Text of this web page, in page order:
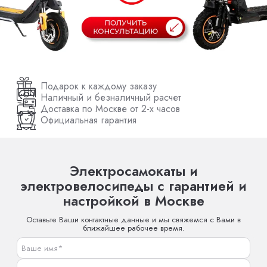
Подарок к каждому заказу
Наличный и безналичный расчет
Доставка по Москве от 2-х часов
Официальная гарантия
Электросамокаты и
электровелосипеды с гарантией и
настройкой в Москве
Оставьте Ваши контактные данные и мы свяжемся с Вами в
ближайшее рабочее время.